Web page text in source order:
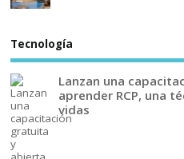
Tecnología
Lanzan una
aprender RCP, una
vidas